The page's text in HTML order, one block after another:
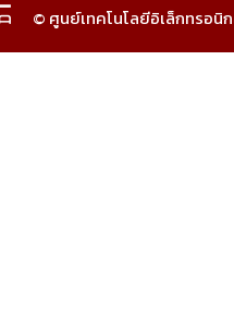
© ศูนย์เทคโนโลยีอิเล็กทรอนิ